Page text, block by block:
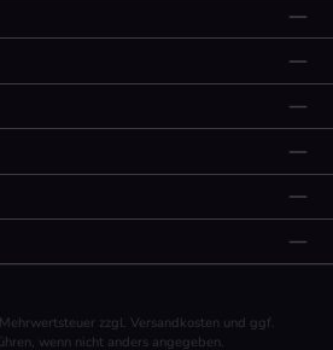
zzgl. Versandkosten und ggf.
wenn nicht anders angegeben.